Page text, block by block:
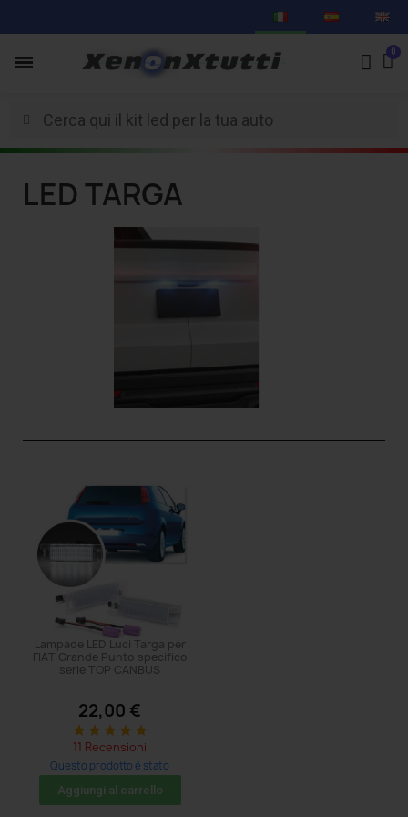
LED TARGA
Lampade LED Luci Targa per
FIAT Grande Punto specifico
serie TOP CANBUS
22,00 €
star star star star star
11 Recensioni
Questo prodotto è stato
acquistato: 41 volte
Aggiungi al carrello